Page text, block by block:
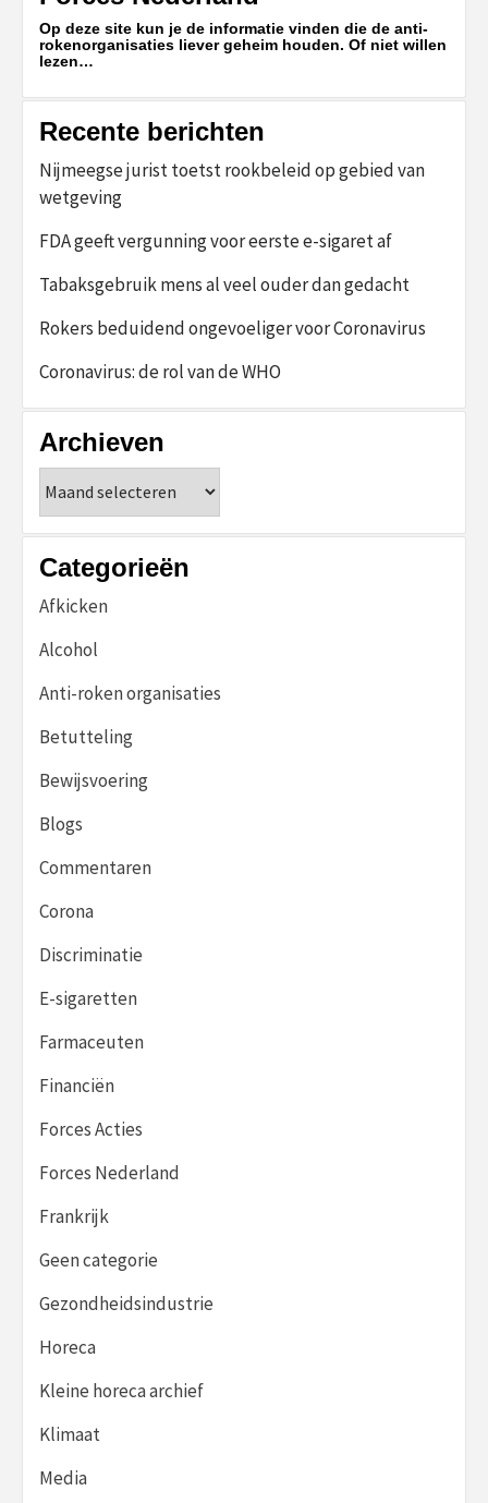
Op deze site kun je de informatie vinden die de anti-
rokenorganisaties liever geheim houden. Of niet willen
lezen…
Recente berichten
Nijmeegse jurist toetst rookbeleid op gebied van
wetgeving
FDA geeft vergunning voor eerste e-sigaret af
Tabaksgebruik mens al veel ouder dan gedacht
Rokers beduidend ongevoeliger voor Coronavirus
Coronavirus: de rol van de WHO
Archieven
Categorieën
Afkicken
Alcohol
Anti-roken organisaties
Betutteling
Bewijsvoering
Blogs
Commentaren
Corona
Discriminatie
E-sigaretten
Farmaceuten
Financiën
Forces Acties
Forces Nederland
Frankrijk
Geen categorie
Gezondheidsindustrie
Horeca
Kleine horeca archief
Klimaat
Media